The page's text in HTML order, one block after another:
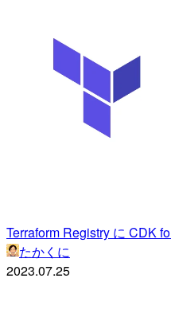
Terraform Registry に CDK
たかくに
2023.07.25